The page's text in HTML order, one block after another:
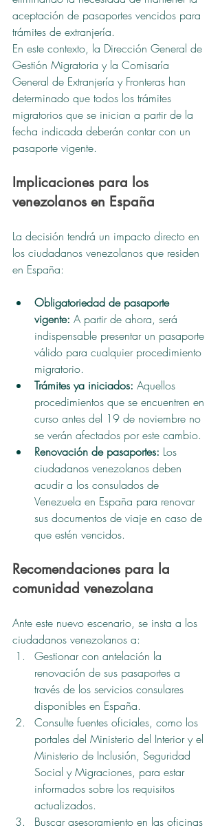
aceptación de pasaportes vencidos para
trámites de extranjería.
En este contexto, la Dirección General de
Gestión Migratoria y la Comisaría
General de Extranjería y Fronteras han
determinado que todos los trámites
migratorios que se inician a partir de la
fecha indicada deberán contar con un
pasaporte vigente.
Implicaciones para los
venezolanos en España
La decisión tendrá un impacto directo en
los ciudadanos venezolanos que residen
en España:
Obligatoriedad de pasaporte
vigente: A partir de ahora, será
indispensable presentar un pasaporte
válido para cualquier procedimiento
migratorio.
Trámites ya iniciados: Aquellos
procedimientos que se encuentren en
curso antes del 19 de noviembre no
se verán afectados por este cambio.
Renovación de pasaportes: Los
ciudadanos venezolanos deben
acudir a los consulados de
Venezuela en España para renovar
sus documentos de viaje en caso de
que estén vencidos.
Recomendaciones para la
comunidad venezolana
Ante este nuevo escenario, se insta a los
ciudadanos venezolanos a:
Gestionar con antelación la
renovación de sus pasaportes a
través de los servicios consulares
disponibles en España.
Consulte fuentes oficiales, como los
portales del Ministerio del Interior y el
Ministerio de Inclusión, Seguridad
Social y Migraciones, para estar
informados sobre los requisitos
actualizados.
Buscar asesoramiento en las oficinas